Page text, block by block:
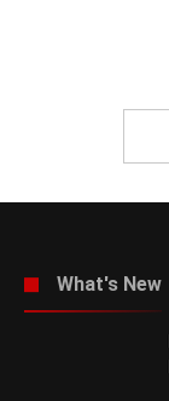
What's New